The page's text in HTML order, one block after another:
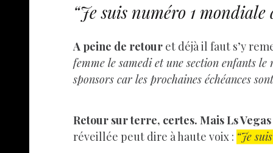
“Je suis numéro 1 mondiale
A peine de retour et déjà il faut s’y
femme le samedi et une section enfants
sponsors car les prochaines échéances
Retour sur terre, certes. Mais Ls Vegas
réveillée peut dire à haute voix : “Je